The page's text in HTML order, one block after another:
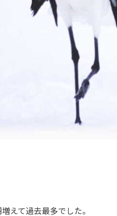
えて過去最多でした。